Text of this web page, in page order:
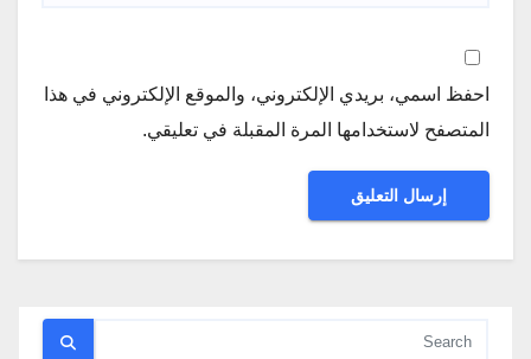
احفظ اسمي، بريدي الإلكتروني، والموقع الإلكتروني في هذا
المتصفح لاستخدامها المرة المقبلة في تعليقي.